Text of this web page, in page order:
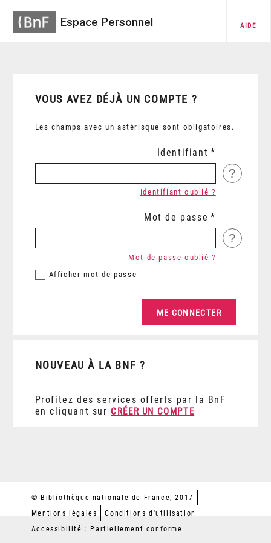
Espace Personnel AIDE
VOUS AVEZ DÉJÀ UN COMPTE ?
Les champs avec un astérisque sont obligatoires.
Identifiant
?
Identifiant oublié ?
Mot de passe
?
Afficher mot de passe
Mot de passe oublié ?
NOUVEAU À LA BNF ?
Profitez des services offerts par la BnF
en cliquant sur CRÉER UN COMPTE
© Bibliothèque nationale de France, 2017
Mentions légales
Conditions d'utilisation
Accessibilité : Partiellement conforme